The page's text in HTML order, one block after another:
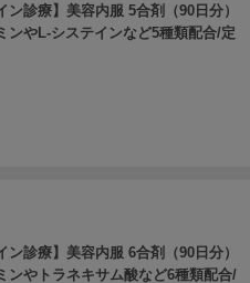
ン診療】美容内服 5合剤（90日分）
ンやL-システインなど5種類配合/定
ン診療】美容内服 6合剤（90日分）
ンやトラネキサム酸など6種類配合/